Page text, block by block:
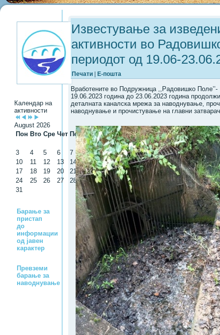
Календар на
активности
August 2026
Пон Вто Сре Чет Пет Саб Нед
1
2
3
4 5 6 7 8
9
10
11 12 13 14 15
16
17
18 19 20 21 22
23
24
25 26 27 28 29
30
31
Барање за
пристап
до
информации
од јавен
карактер
Превземи
барање за
наводнување
Известување за
активности во
периодот од 19.06-
Печати Е-пошта
Вработените во Подружница ,,Радовишко
19.06.2023 година до 23.06.2023 година
деталната каналска мрежа за наводнување,
наводнување и прочистување на главни